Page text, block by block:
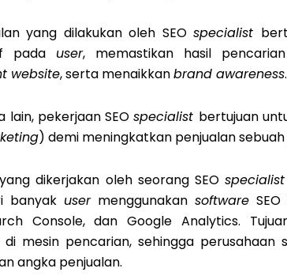
yang dilakukan oleh SEOspecialist
pada user, memastikan hasil
website, serta menaikkanbrand awareness.
lain, pekerjaan SEOspecialist bertujuan
) demi meningkatkan penjualan
dikerjakan oleh seorang SEO
banyak usermenggunakan software
Console, dan Google Analytics.
di mesin pencarian, sehingga
angka penjualan.